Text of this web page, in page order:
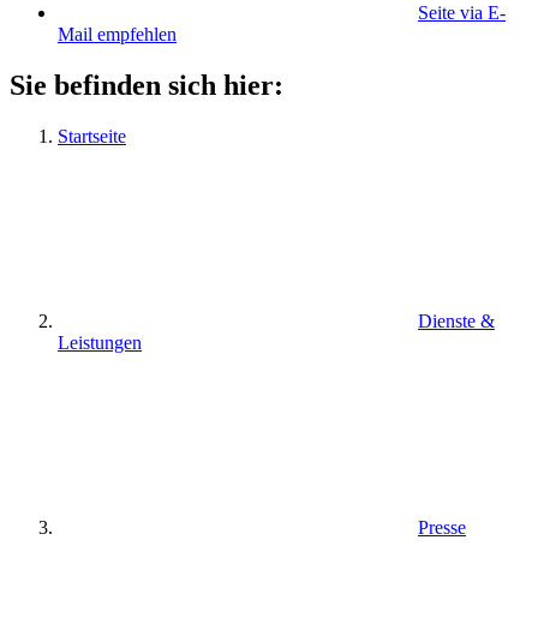
Seite via E-
Mail empfehlen
Sie befinden sich hier:
Startseite
Dienste &
Leistungen
Presse